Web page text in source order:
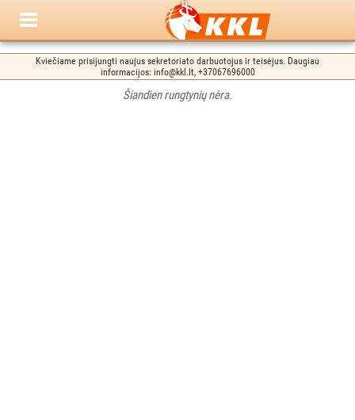
Kviečiame prisijungti naujus sekretoriato darbuotojus ir teisėjus. Daugiau
informacijos: info@kkl.lt, +37067696000
Šiandien rungtynių nėra.